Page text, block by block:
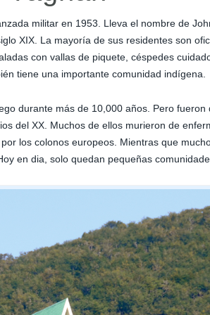
militar en 1953. Lleva el nombre de
XIX. La mayoría de sus residentes son
con vallas de piquete, céspedes
tiene una importante comunidad indígena.
durante más de 10,000 años. Pero
del XX. Muchos de ellos murieron de
los colonos europeos. Mientras que
en dia, solo quedan pequeñas